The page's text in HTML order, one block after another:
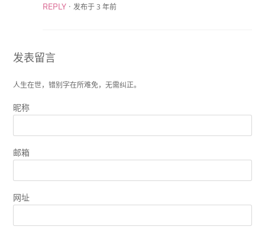
REPLY ·发布于 3 年前
发表留言
人生在世，错别字在所难免，无需纠正。
昵称
邮箱
网址